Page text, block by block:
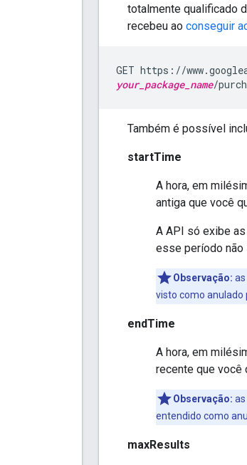
totalmente qualificado
recebeu ao conseguir
your_package_name/
Também é possível
startTime
A hora, em
antiga que você
A API só exibe
esse período não
Observação:
visto como anulado
endTime
A hora, em
recente que você
Observação:
entendido como
maxResults